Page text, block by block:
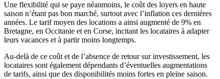
Une flexibilité qui se paye néanmoins, le coût des loyers en haute
saison n’étant pas bon marché, surtout avec l’inflation ces dernières
années. Le tarif moyen des locations a ainsi augmenté de 9% en
Bretagne, en Occitanie et en Corse, incitant les locataires à adapter
leurs vacances et à partir moins longtemps.
Au-delà de ce coût et de l’absence de retour sur investissement, les
locataires sont également dépendants d’éventuelles augmentations
de tarifs, ainsi que des disponibilités moins fortes en pleine saison.